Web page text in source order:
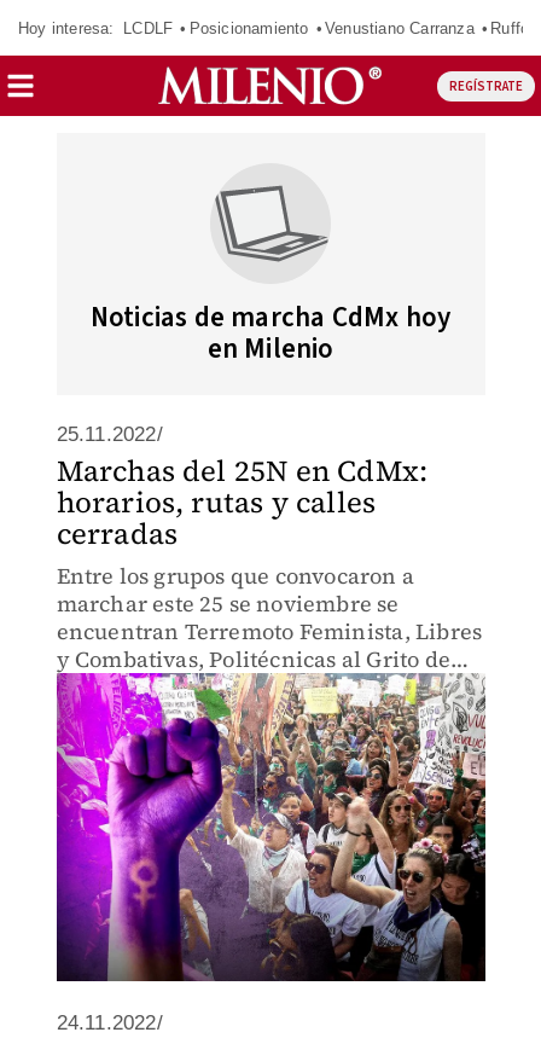
Hoy interesa: LCDLF Posicionamiento Venustiano Carranza Ruffo
REGÍSTRATE
Noticias de marcha CdMx hoy
en Milenio
25.11.2022/
Marchas del 25N en CdMx:
horarios, rutas y calles
cerradas
Entre los grupos que convocaron a
marchar este 25 se noviembre se
encuentran Terremoto Feminista, Libres
y Combativas, Politécnicas al Grito de
Guerra.
24.11.2022/